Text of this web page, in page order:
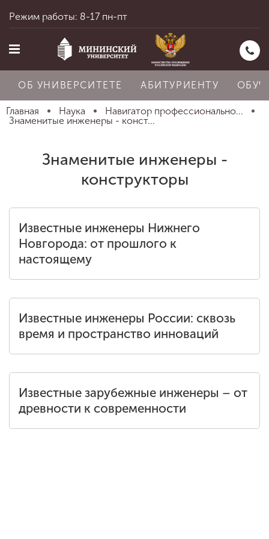
Об университете
Абитуриенту
Наука
Международная
Другие виды
Режим работы: 8-17 пн-пт
ОБ УНИВЕРСИТЕТЕ АБИТУРИЕНТУ
Главная Наука
Навигатор профессионально...
Знаменитые инженеры - конст...
Знаменитые инженеры -
конструкторы
Известные инженеры Нижнего
Новгорода: от прошлого к
настоящему
Известные инженеры России: сквозь
время и пространство инноваций
Известные зарубежные инженеры – от
древности к современности